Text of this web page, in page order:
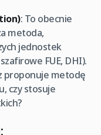
: To obecnie
metoda,
jednostek
FUE, DHI).
proponuje metodę
czy stosuje